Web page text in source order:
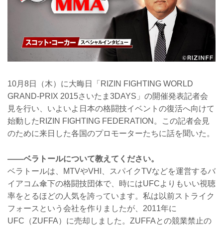
10月8日（木）に大晦日「RIZIN FIGHTING WORLD
GRAND-PRIX 2015さいたま3DAYS」の開催発表記者会
見を行い、いよいよ日本の格闘技イベントの復活へ向けて
始動したRIZIN FIGHTING FEDERATION。この記者会見
のために来日した各国のプロモーターたちに話を聞いた。
――ベラトールについて教えてください。
ベラトールは、MTVやVHI、スパイクTVなどを運営するバ
イアコム傘下の格闘技団体で、時にはUFCよりもいい視聴
率をとるほどの人気を誇っています。私は以前ストライク
フォースという会社を作りましたが、2011年に
UFC（ZUFFA）に売却しました。ZUFFAとの競業禁止の